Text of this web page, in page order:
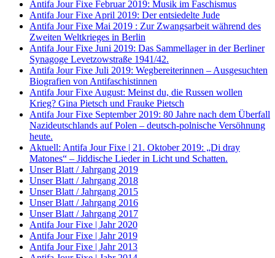
Antifa Jour Fixe Februar 2019: Musik im Faschismus
Antifa Jour Fixe April 2019: Der entsiedelte Jude
Antifa Jour Fixe Mai 2019 : Zur Zwangsarbeit während des
Zweiten Weltkrieges in Berlin
Antifa Jour Fixe Juni 2019: Das Sammellager in der Berliner
Synagoge Levetzowstraße 1941/42.
Antifa Jour Fixe Juli 2019: Wegbereiterinnen – Ausgesuchten
Biografien von Antifaschistinnen
Antifa Jour Fixe August: Meinst du, die Russen wollen
Krieg? Gina Pietsch und Frauke Pietsch
Antifa Jour Fixe September 2019: 80 Jahre nach dem Überfall
Nazideutschlands auf Polen – deutsch-polnische Versöhnung
heute.
Aktuell: Antifa Jour Fixe | 21. Oktober 2019: „Di dray
Matones“ – Jiddische Lieder in Licht und Schatten.
Unser Blatt / Jahrgang 2019
Unser Blatt / Jahrgang 2018
Unser Blatt / Jahrgang 2015
Unser Blatt / Jahrgang 2016
Unser Blatt / Jahrgang 2017
Antifa Jour Fixe | Jahr 2020
Antifa Jour Fixe | Jahr 2019
Antifa Jour Fixe | Jahr 2013